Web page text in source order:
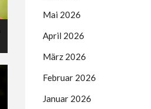
Mai 2026
April 2026
März 2026
Februar 2026
Januar 2026